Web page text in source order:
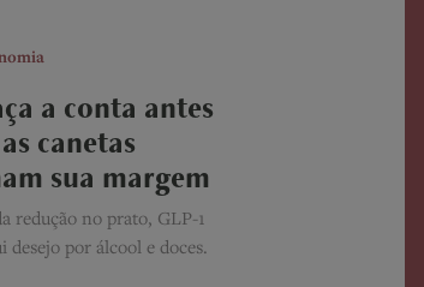
a conta antes
canetas
sua margem
redução no prato, GLP-1
desejo por álcool e doces.